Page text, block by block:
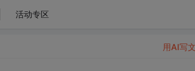
活动专区
用AI写